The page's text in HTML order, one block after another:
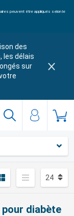
peuvent être appliqués selon le
des
les délais
sur
diabète